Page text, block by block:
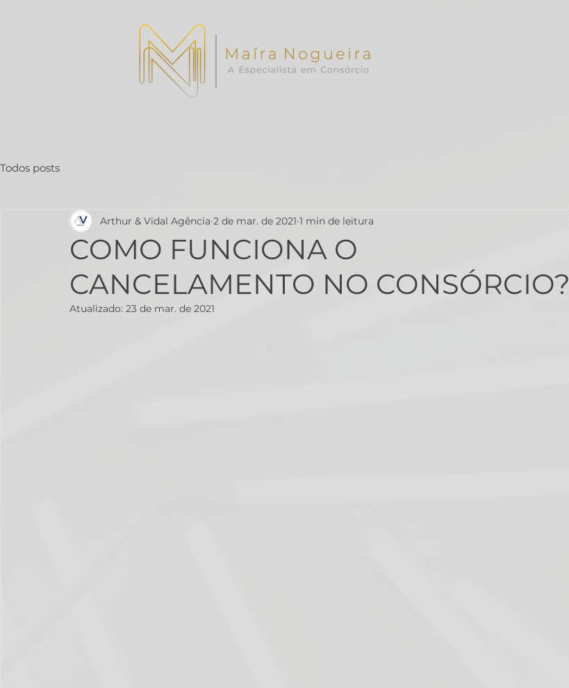
Todos posts
COMO FUNCIONA O
CANCELAMENTO NO CONSÓRCIO?
Arthur & Vidal Agência 2 de mar. de 2021 1 min de leitura
Atualizado: 23 de mar. de 2021